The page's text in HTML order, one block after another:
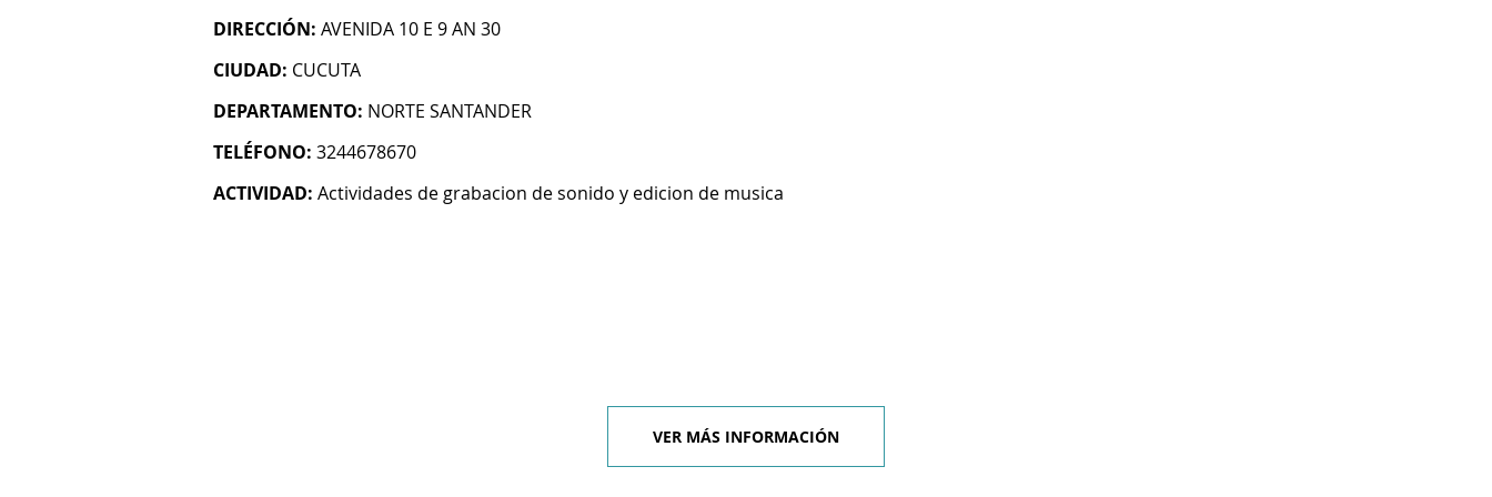
DIRECCIÓN: AVENIDA 10 E 9 AN 30
CIUDAD: CUCUTA
DEPARTAMENTO: NORTE SANTANDER
TELÉFONO: 3244678670
ACTIVIDAD: Actividades de grabacion de sonido y edicion de musica
VER MÁS INFORMACIÓN